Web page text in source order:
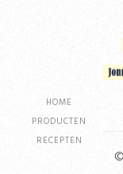
HOME
PRODUCTEN
RECEPTEN